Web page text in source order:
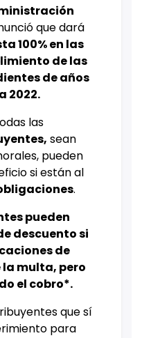
que dará
100% en las
de las
de años
2022.
las
sean
pueden
si están al
.
pueden
descuento si
de
multa, pero
el cobro*.
que sí
para